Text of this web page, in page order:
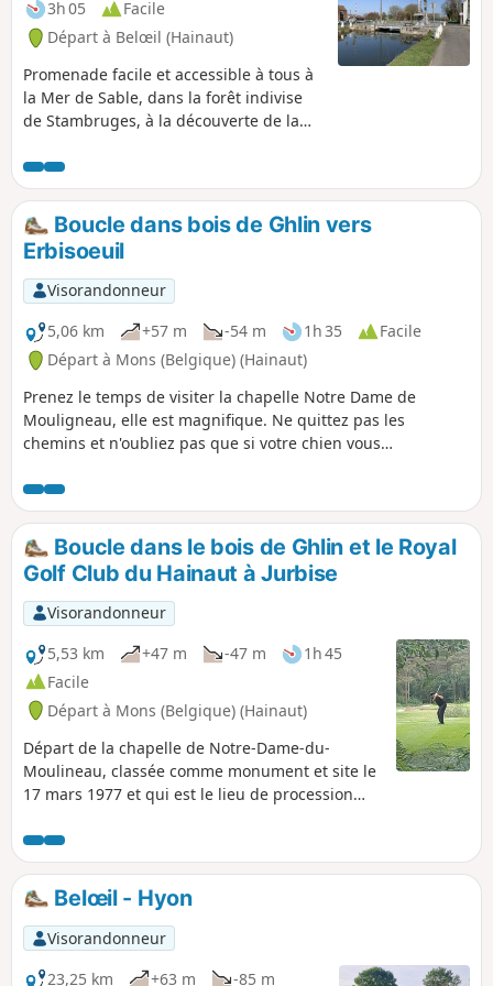
3h 05
Facile
Départ à Belœil (Hainaut)
Promenade facile et accessible à tous à
la Mer de Sable, dans la forêt indivise
de Stambruges, à la découverte de la
canal Blaton-Ath sur chemin de halage.
Boucle dans bois de Ghlin vers
Erbisoeuil
Visorandonneur
5,06 km
+57 m -54 m 1h 35
Facile
Départ à Mons (Belgique) (Hainaut)
Prenez le temps de visiter la chapelle Notre Dame de
Mouligneau, elle est magnifique. Ne quittez pas les
chemins et n'oubliez pas que si votre chien vous
Boucle dans le bois de Ghlin et le Royal
Golf Club du Hainaut à Jurbise
Visorandonneur
5,53 km
+47 m -47 m
1h 45
Facile
Départ à Mons (Belgique) (Hainaut)
Départ de la chapelle de Notre-Dame-du-
Moulineau, classée comme monument et site le
17 mars 1977 et qui est le lieu de procession
procession du Car d'Or de Mons.Lors du
parcours vous allez traverser le Royal Golf Club
du Hainaut à Jurbise qui est l’un des plus beaux
sites golfiques de Belgique. Soyez respectueux
lors de sa traversée.
Belœil - Hyon
Visorandonneur
23,25 km
+63 m -85 m